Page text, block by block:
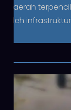
daerah
oleh